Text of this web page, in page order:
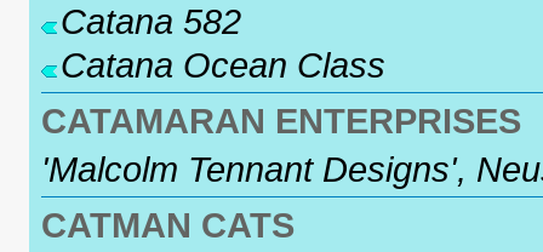
Catana 582
Catana Ocean Class
CATAMARAN ENTERPRISES
'Malcolm Tennant Designs',
CATMAN CATS